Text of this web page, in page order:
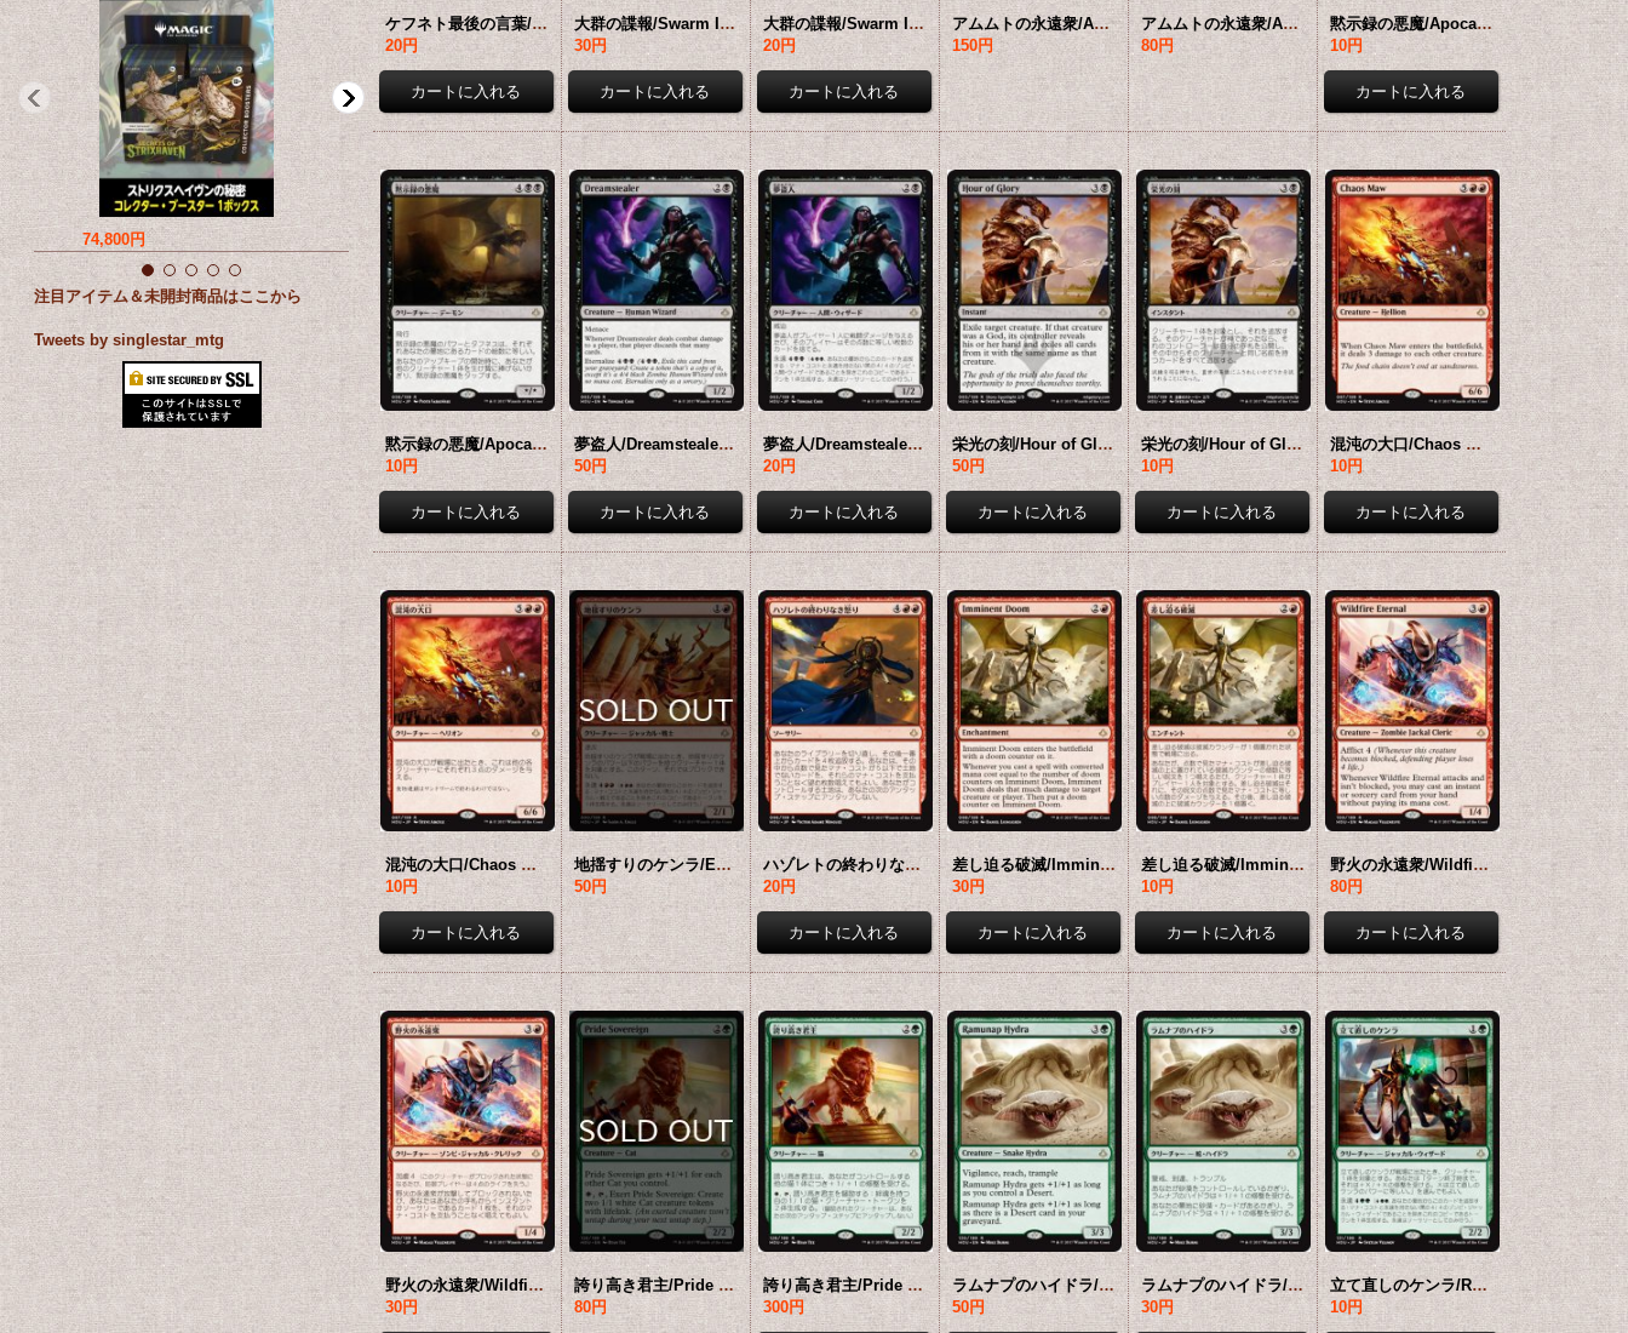
74,800円 69,800円 22,800円 22,800円 18,800円
注目アイテム＆未開封商品はここから
Tweets by singlestar_mtg
ケフネト最後の言葉/Kefnet's Last Word 【日本語版】 [HOU-青R]
20円
大群の諜報/Swarm Intelligence 【英語版】 [HOU-青R]
30円
大群の諜報/Swarm Intelligence 【日本語版】 [HOU-青R]
20円
アムムトの永遠衆/Ammit Eternal 【英語版】 [HOU-黒R]
150円
アムムトの永遠衆/Ammit Eternal 【日本語版】 [HOU-黒R]
80円
黙示録の悪魔/Apocalypse Demon 【英語版】 [HOU-黒R]
10円
黙示録の悪魔/Apocalypse Demon 【日本語版】 [HOU-黒R]
10円
夢盗人/Dreamstealer 【英語版】 [HOU-黒R]
50円
夢盗人/Dreamstealer 【日本語版】 [HOU-黒R]
20円
栄光の刻/Hour of Glory 【英語版】 [HOU-黒R]
50円
栄光の刻/Hour of Glory 【日本語版】 [HOU-黒R]
10円
混沌の大口/Chaos Maw 【英語版】 [HOU-赤R]
10円
混沌の大口/Chaos Maw 【日本語版】 [HOU-赤R]
10円
地揺すりのケンラ/Earthshaker Khenra 【日本語版】 [HOU-赤R]
50円
ハゾレトの終わりなき怒り/Hazoret's Undying Fury 【日本語版】 [HOU-赤R]
20円
差し迫る破滅/Imminent Doom 【英語版】 [HOU-赤R]
30円
差し迫る破滅/Imminent Doom 【日本語版】 [HOU-赤R]
10円
野火の永遠衆/Wildfire Eternal 【英語版】 [HOU-赤R]
80円
野火の永遠衆/Wildfire Eternal 【日本語版】 [HOU-赤R]
30円
誇り高き君主/Pride Sovereign 【英語版】 [HOU-緑R]
80円
誇り高き君主/Pride Sovereign 【日本語版】 [HOU-緑R]
300円
ラムナプのハイドラ/Ramunap Hydra 【英語版】 [HOU-緑R]
50円
ラムナプのハイドラ/Ramunap Hydra 【日本語版】 [HOU-緑R]
30円
立て直しのケンラ/Resilient Khenra 【日本語版】 [HOU-緑R]
10円